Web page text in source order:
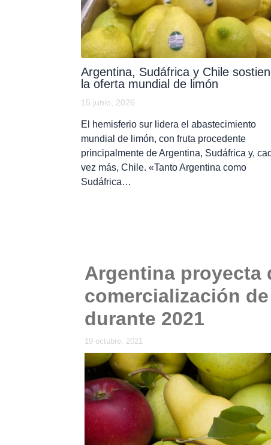
Argentina, Sudáfrica y Chile
la oferta mundial de limón
15 junio, 2026
El hemisferio sur lidera el abastecimiento
mundial de limón, con fruta procedente
principalmente de Argentina, Sudáfrica y,
vez más, Chile. «Tanto Argentina como
Sudáfrica…
Argentina proyecta
comercialización
durante 2021
19 octubre, 2021